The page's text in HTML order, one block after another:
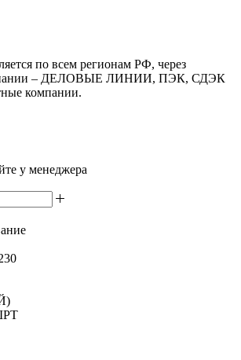
по всем регионам РФ, через
– ДЕЛОВЫЕ ЛИНИИ, ПЭК, СДЭК
компании.
у менеджера